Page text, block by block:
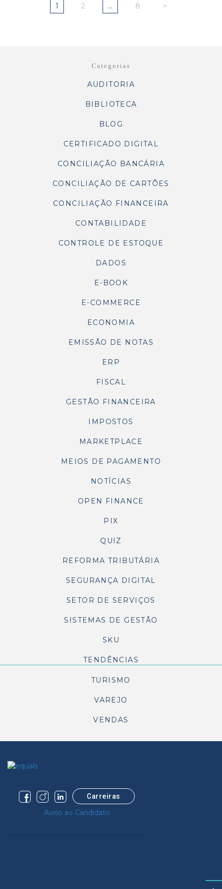
1 2 … 8 >
Categorias
AUDITORIA
BIBLIOTECA
BLOG
CERTIFICADO DIGITAL
CONCILIAÇÃO BANCÁRIA
CONCILIAÇÃO DE CARTÕES
CONCILIAÇÃO FINANCEIRA
CONTABILIDADE
CONTROLE DE ESTOQUE
DADOS
E-BOOK
E-COMMERCE
ECONOMIA
EMISSÃO DE NOTAS
ERP
FISCAL
GESTÃO FINANCEIRA
IMPOSTOS
MARKETPLACE
MEIOS DE PAGAMENTO
NOTÍCIAS
OPEN FINANCE
PIX
QUIZ
REFORMA TRIBUTÁRIA
SEGURANÇA DIGITAL
SETOR DE SERVIÇOS
SISTEMAS DE GESTÃO
SKU
TENDÊNCIAS
TURISMO
VAREJO
VENDAS
Carreiras
Aviso ao Candidato